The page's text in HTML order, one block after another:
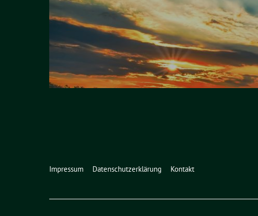
Impressum Datenschutzerklärung Kontakt